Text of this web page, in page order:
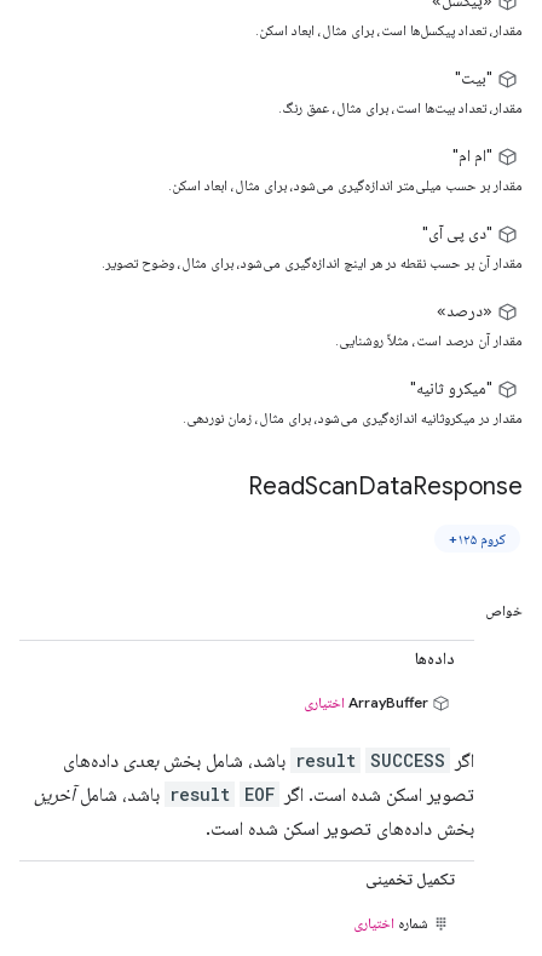
مقدار، تعداد پیکسل‌ها است، برای مثال، ابعاد اسکن.
"بیت"
مقدار، تعداد بیت‌ها است، برای مثال، عمق رنگ.
"ام ام"
مقدار بر حسب میلی‌متر اندازه‌گیری می‌شود، برای مثال، ابعاد اسکن.
"دی پی آی"
مقدار آن بر حسب نقطه در هر اینچ اندازه‌گیری می‌شود، برای مثال، وضوح تصویر.
«درصد»
مقدار آن درصد است، مثلاً روشنایی.
"میکرو ثانیه"
مقدار در میکروثانیه اندازه‌گیری می‌شود، برای مثال، زمان نوردهی.
ReadScanDataResponse
کروم ۱۲۵+
خواص
داده‌ها
اختیاری
اگر result SUCCESS باشد، شامل بخشبعدی داده‌های
تصویر اسکن شده است. اگر
result EOF باشد، شاملآخرین
بخش داده‌های تصویر اسکن شده است.
تکمیل تخمینی
شماره اختیاری